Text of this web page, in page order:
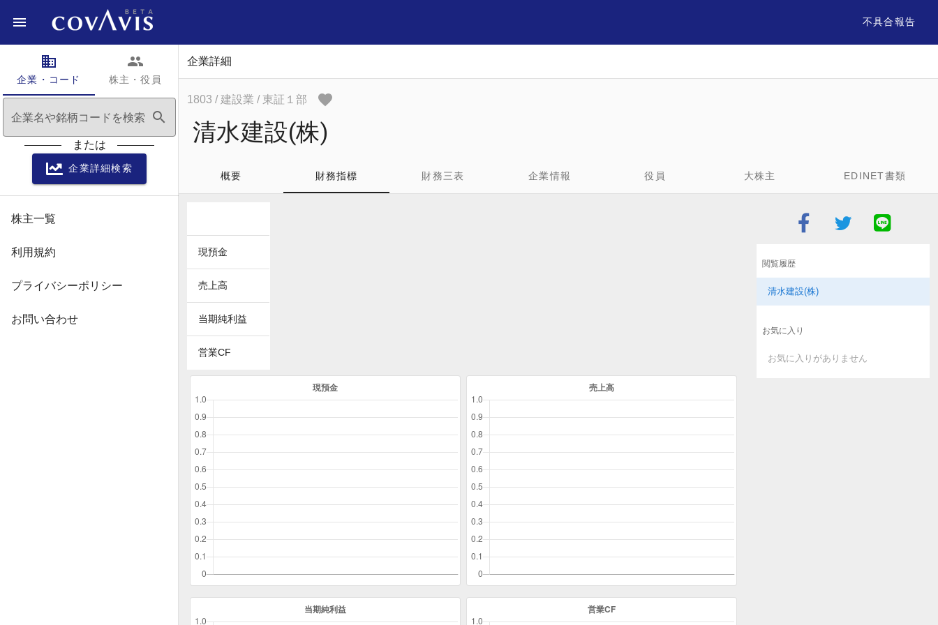
企業・コード
domain
株主・役員
people
企業名や銘柄コードを検索 search
または
企業詳細検索
株主一覧
利用規約
プライバシーポリシー
お問い合わせ
不具合報告
企業詳細
1803 / 建設業 / 東証１部
清水建設(株)
概要 財務指標 財務三表 企業情報 役員 大株主 EDINET書類
現預金
売上高
当期純利益
営業CF
閲覧履歴
清水建設(株)
お気に入り
お気に入りがありません